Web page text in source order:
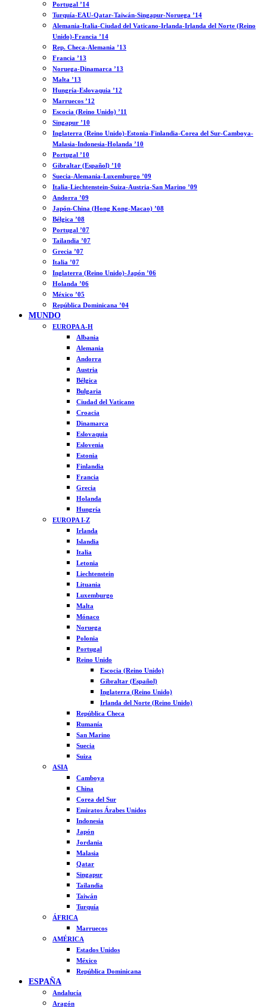
Portugal ’14
Turquía-EAU-Qatar-Taiwán-Singapur-Noruega ’14
Alemania-Italia-Ciudad del Vaticano-Irlanda-Irlanda del Norte (Reino
Unido)-Francia ’14
Rep. Checa-Alemania ’13
Francia ’13
Noruega-Dinamarca ’13
Malta ’13
Hungría-Eslovaquia ’12
Marruecos ’12
Escocia (Reino Unido) ’11
Singapur ’10
Inglaterra (Reino Unido)-Estonia-Finlandia-Corea del Sur-Camboya-
Malasia-Indonesia-Holanda ’10
Portugal ’10
Gibraltar (Español) ’10
Suecia-Alemania-Luxemburgo ’09
Italia-Liechtenstein-Suiza-Austria-San Marino ’09
Andorra ’09
Japón-China (Hong Kong-Macao) ’08
Bélgica ’08
Portugal ’07
Tailandia ’07
Grecia ’07
Italia ’07
Inglaterra (Reino Unido)-Japón ’06
Holanda ’06
México ’05
República Dominicana ’04
MUNDO
EUROPA A-H
Albania
Alemania
Andorra
Austria
Bélgica
Bulgaria
Ciudad del Vaticano
Croacia
Dinamarca
Eslovaquia
Eslovenia
Estonia
Finlandia
Francia
Grecia
Holanda
Hungría
EUROPA I-Z
Irlanda
Islandia
Italia
Letonia
Liechtenstein
Lituania
Luxemburgo
Malta
Mónaco
Noruega
Polonia
Portugal
Reino Unido
Escocia (Reino Unido)
Gibraltar (Español)
Inglaterra (Reino Unido)
Irlanda del Norte (Reino Unido)
República Checa
Rumanía
San Marino
Suecia
Suiza
ASIA
Camboya
China
Corea del Sur
Emiratos Árabes Unidos
Indonesia
Japón
Jordania
Malasia
Qatar
Singapur
Tailandia
Taiwán
Turquía
ÁFRICA
Marruecos
AMÉRICA
Estados Unidos
México
República Dominicana
ESPAÑA
Andalucía
Aragón